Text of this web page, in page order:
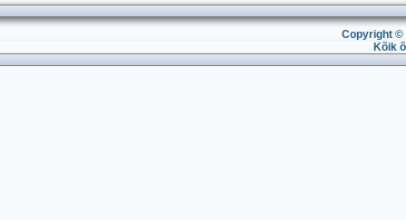
Copyright ©
Kõik